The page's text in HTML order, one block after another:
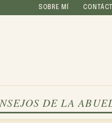
SOBRE MÍ
DE LA